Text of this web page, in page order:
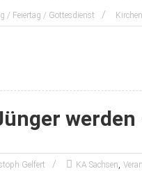
/ Feiertag / Gottesdienst
Gelfert KA Sachsen,